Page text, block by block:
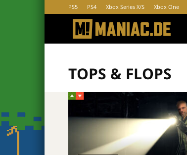
PS5 PS4 Xbox Series X/S Xbox One
TOPS & FLOPS